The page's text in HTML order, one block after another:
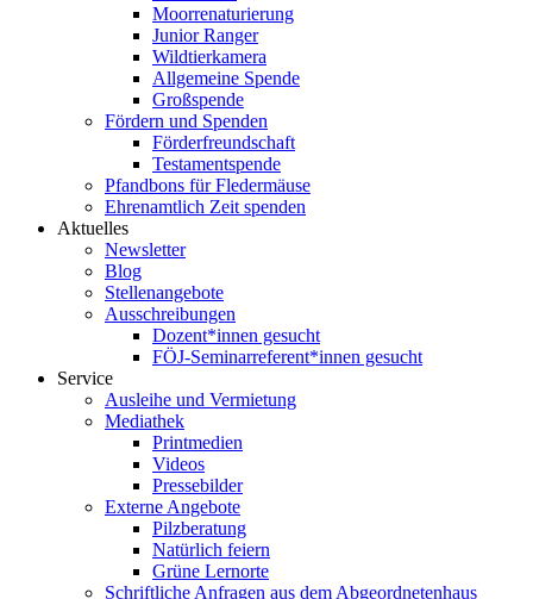
Moorrenaturierung
Junior Ranger
Wildtierkamera
Allgemeine Spende
Großspende
Fördern und Spenden
Förderfreundschaft
Testamentspende
Pfandbons für Fledermäuse
Ehrenamtlich Zeit spenden
Aktuelles
Newsletter
Blog
Stellenangebote
Ausschreibungen
Dozent*innen gesucht
FÖJ-Seminarreferent*innen gesucht
Service
Ausleihe und Vermietung
Mediathek
Printmedien
Videos
Pressebilder
Externe Angebote
Pilzberatung
Natürlich feiern
Grüne Lernorte
Schriftliche Anfragen aus dem Abgeordnetenhaus